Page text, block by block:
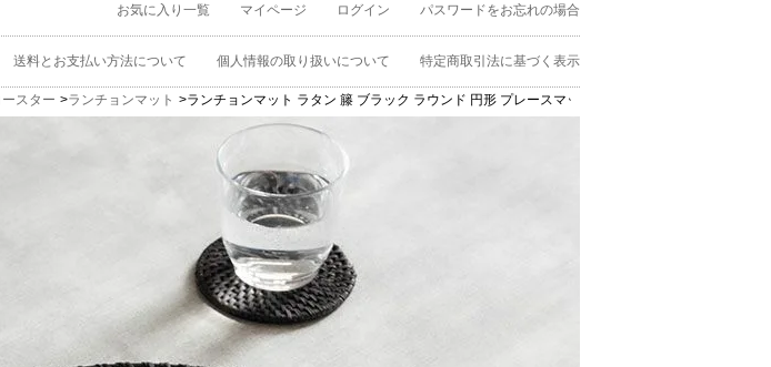
お気に入り一覧 マイページ ログイン パスワードをお忘れの場合
送料とお支払い方法について 個人情報の取り扱いについて 特定商取引法に基づく表示
スター ランチョンマット ランチョンマット ラタン 籐 ブラック ラウンド 円形 プレースマット リバーシブル 約 W 38cm